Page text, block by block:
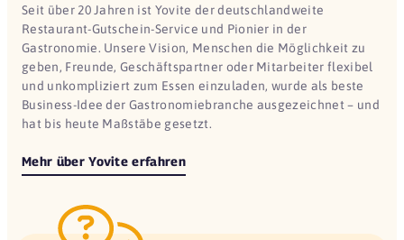
Seit über 20 Jahren ist Yovite der deutschlandweite
Restaurant-Gutschein-Service und Pionier in der
Gastronomie. Unsere Vision, Menschen die Möglichkeit zu
geben, Freunde, Geschäftspartner oder Mitarbeiter flexibel
und unkompliziert zum Essen einzuladen, wurde als beste
Business-Idee der Gastronomiebranche ausgezeichnet – und
hat bis heute Maßstäbe gesetzt.
Mehr über Yovite erfahren